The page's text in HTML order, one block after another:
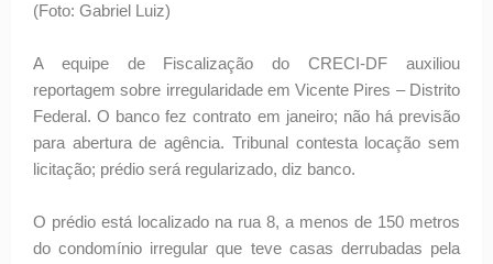
(Foto: Gabriel Luiz)
A equipe de Fiscalização do CRECI-DF auxiliou
reportagem sobre irregularidade em Vicente Pires – Distrito
Federal. O banco fez contrato em janeiro; não há previsão
para abertura de agência. Tribunal contesta locação sem
licitação; prédio será regularizado, diz banco.
O prédio está localizado na rua 8, a menos de 150 metros
do condomínio irregular que teve casas derrubadas pela